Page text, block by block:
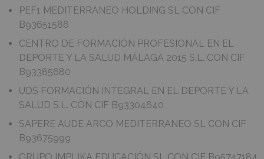
PEF1 MEDITERRANEO HOLDING SL CON CIF
B93651586
CENTRO DE FORMACIÓN PROFESIONAL EN EL
DEPORTE Y LA SALUD MÁLAGA 2015 S.L. CON CIF
B93385680
UDS FORMACIÓN INTEGRAL EN EL DEPORTE Y LA
SALUD S.L. CON CIF B93304640
SAPERE AUDE ARCO MEDITERRANEO SL CON CIF
B93675999
GRUPO IMPLIKA EDUCACIÓN SL CON CIF B95747184